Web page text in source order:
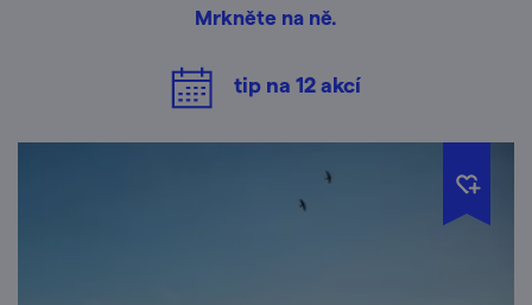
Mrkněte na ně.
tip na 12akcí